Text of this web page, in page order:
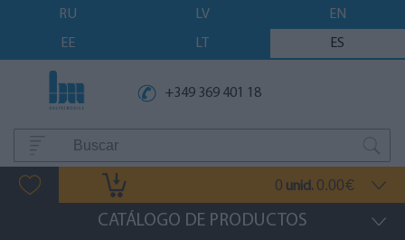
RU LV
EN
EE
LT ES
+349 369 401 18
0 unid. 0.00€
CATÁLOGO DE PRODUCTOS